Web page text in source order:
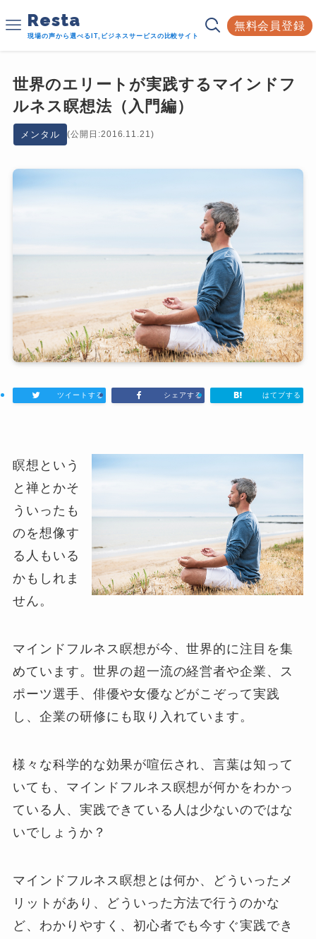
Resta
現場の声から選べるIT,ビジネスサービスの比較サイト
無料会員登録
世界のエリートが実践するマインドフ
ルネス瞑想法（入門編）
メンタル (公開日:2016.11.21)
ツイートする シェアする はてブする
瞑想という
と禅とかそ
ういったも
のを想像す
る人もいる
かもしれま
せん。
マインドフルネス瞑想が今、世界的に注目を集
めています。世界の超一流の経営者や企業、ス
ポーツ選手、俳優や女優などがこぞって実践
し、企業の研修にも取り入れています。
様々な科学的な効果が喧伝され、言葉は知って
いても、マインドフルネス瞑想が何かをわかっ
ている人、実践できている人は少ないのではな
いでしょうか？
マインドフルネス瞑想とは何か、どういったメ
リットがあり、どういった方法で行うのかな
ど、わかりやすく、初心者でも今すぐ実践でき